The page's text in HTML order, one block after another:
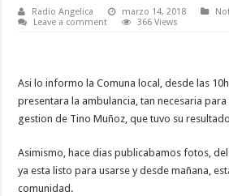
Radio Angelica marzo 14, 2018
Leave a comment
366 Views
Asi lo informo la Comuna local, desde las
presentara la ambulancia, tan necesaria
gestion de Tino Muñoz, que tuvo su
Asimismo, hace dias publicabamos fotos,
ya esta listo para usarse y desde mañana,
comunidad.